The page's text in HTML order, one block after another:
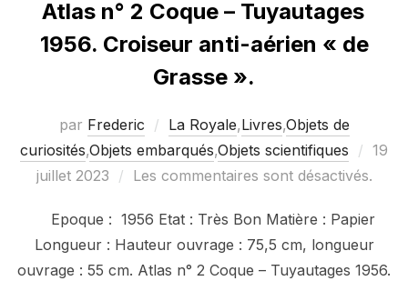
Atlas n° 2 Coque – Tuyautages
1956. Croiseur anti-aérien « de
Grasse ».
par Frederic La Royale,Livres,Objets de
curiosités,Objets embarqués,Objets scientifiques
19
juillet 2023
Les commentaires sont désactivés.
Epoque : 1956 Etat : Très Bon Matière : Papier
Longueur : Hauteur ouvrage : 75,5 cm, longueur
ouvrage : 55 cm. Atlas n° 2 Coque – Tuyautages 1956.